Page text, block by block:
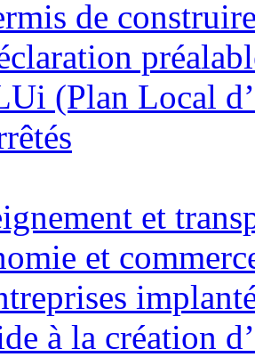
de
(Plan Local
et
et
à la création